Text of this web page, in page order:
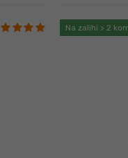
panele.
Na zalihi > 2